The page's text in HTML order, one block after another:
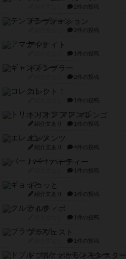
2件の投稿
テンプテーション
2件の投稿
アマナイト
1件の投稿
ギャンブラー
2件の投稿
コレクト！
1件の投稿
トリオンフ ア マレンゴ
紹介文あり 1件の投稿
エレメンツ
紹介文あり 4件の投稿
バー！パーティー
1件の投稿
ギョッと
紹介文あり 1件の投稿
クルティボ
1件の投稿
ブラヴェスト
1件の投稿
ドブル：ポケットモンスター